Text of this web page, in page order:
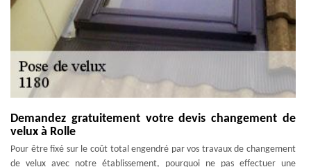
Demandez gratuitement votre devis changement de
velux à Rolle
Pour être fixé sur le coût total engendré par vos travaux de changement
de velux avec notre établissement, pourquoi ne pas effectuer une